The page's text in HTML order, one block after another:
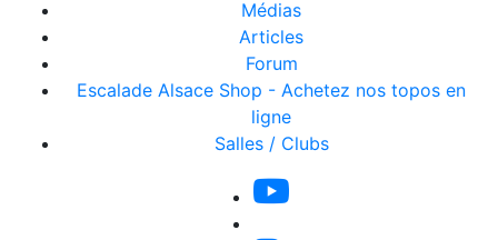
Médias
Articles
Forum
Escalade Alsace Shop - Achetez nos topos en
ligne
Salles / Clubs